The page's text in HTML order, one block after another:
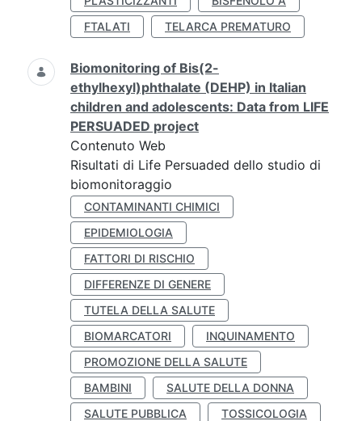
FTALATI
TELARCA PREMATURO
Biomonitoring of Bis(2-
ethylhexyl)phthalate (DEHP) in Italian
children and adolescents: Data from LIFE
PERSUADED project
Contenuto Web
Risultati di Life Persuaded dello studio di
biomonitoraggio
CONTAMINANTI CHIMICI
EPIDEMIOLOGIA
FATTORI DI RISCHIO
DIFFERENZE DI GENERE
TUTELA DELLA SALUTE
BIOMARCATORI
INQUINAMENTO
PROMOZIONE DELLA SALUTE
BAMBINI
SALUTE DELLA DONNA
SALUTE PUBBLICA
TOSSICOLOGIA